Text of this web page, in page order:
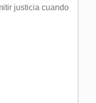
justicia cuando